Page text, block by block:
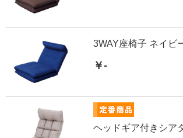
3WAY座椅子 ネイビ
￥-